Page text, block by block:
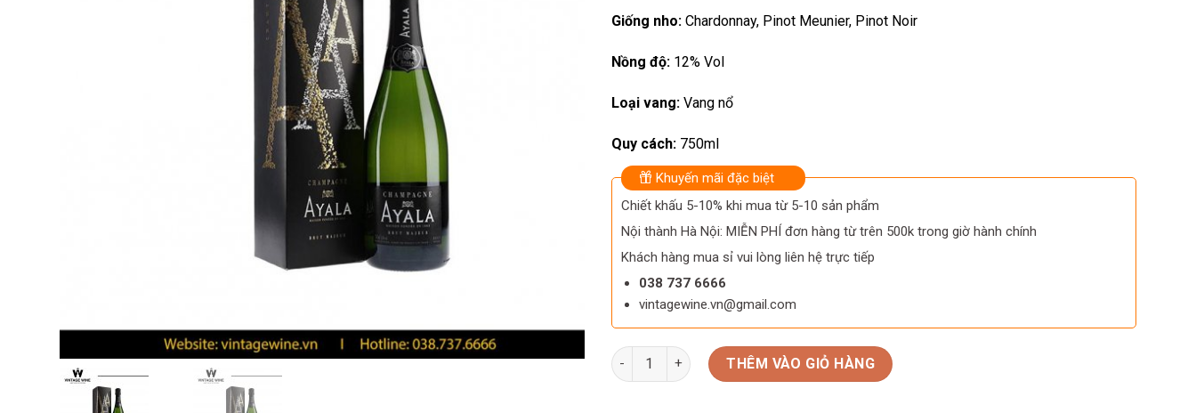
Giống nho: Chardonnay, Pinot Meunier, Pinot Noir
Nồng độ: 12% Vol
Loại vang: Vang nổ
Quy cách: 750ml
Khuyến mãi đặc biệt
Chiết khấu 5-10% khi mua từ 5-10 sản phẩm
Nội thành Hà Nội: MIỄN PHÍ đơn hàng từ trên 500k trong giờ hành chính
Khách hàng mua sỉ vui lòng liên hệ trực tiếp
038 737 6666
vintagewine.vn@gmail.com
Rượu Champagne Pháp Ayala Brut Majeur số lượng
THÊM VÀO GIỎ HÀNG